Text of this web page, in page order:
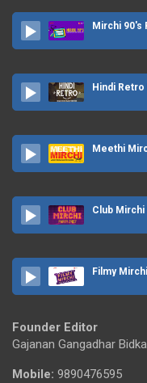
Mirchi 90's
Hindi Retro
Meethi
Club Mirchi
Filmy
Founder Editor
Gajanan Gangadhar
Mobile: 9890476595